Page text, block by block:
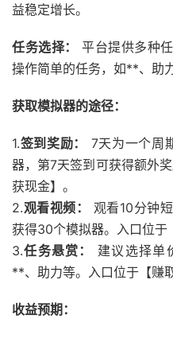
益稳定增长。
任务选择：
平台提供多种
操作简单的任务，如**、助
获取模拟器的途径：
1.签到奖励：
7天为一个周
器，第7天签到可获得额外
获现金】。
2.观看视频：
观看10分钟
获得30个模拟器。入口位于
3.任务悬赏：
建议选择单
**、助力等。入口位于【赚
收益预期：